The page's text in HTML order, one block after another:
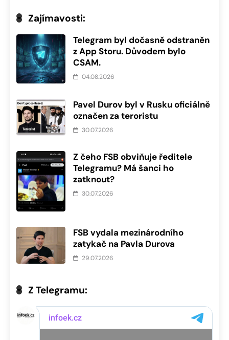
Zajímavosti:
Telegram byl dočasně odstraněn
z App Storu. Důvodem bylo
CSAM.
04.08.2026
Pavel Durov byl v Rusku oficiálně
označen za teroristu
30.07.2026
Z čeho FSB obviňuje ředitele
Telegramu? Má šanci ho
zatknout?
30.07.2026
FSB vydala mezinárodního
zatykač na Pavla Durova
29.07.2026
Z Telegramu: